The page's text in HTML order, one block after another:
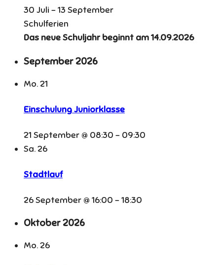
30 Juli -13 September
Schulferien
Das neue Schuljahr beginnt am 14.09.2026
September 2026
Mo.21
Einschulung Juniorklasse
21 September @ 08:30 - 09:30
Sa.26
Stadtlauf
26 September @ 16:00 -18:30
Oktober 2026
Mo.26